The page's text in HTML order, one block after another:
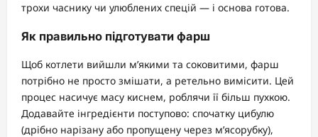
трохи часнику чи улюблених спецій — і основа готова.
Як правильно підготувати фарш
Щоб котлети вийшли м’якими та соковитими, фарш
потрібно не просто змішати, а ретельно вимісити. Цей
процес насичує масу киснем, роблячи її більш пухкою.
Додавайте інгредієнти поступово: спочатку цибулю
(дрібно нарізану або пропущену через м’ясорубку),